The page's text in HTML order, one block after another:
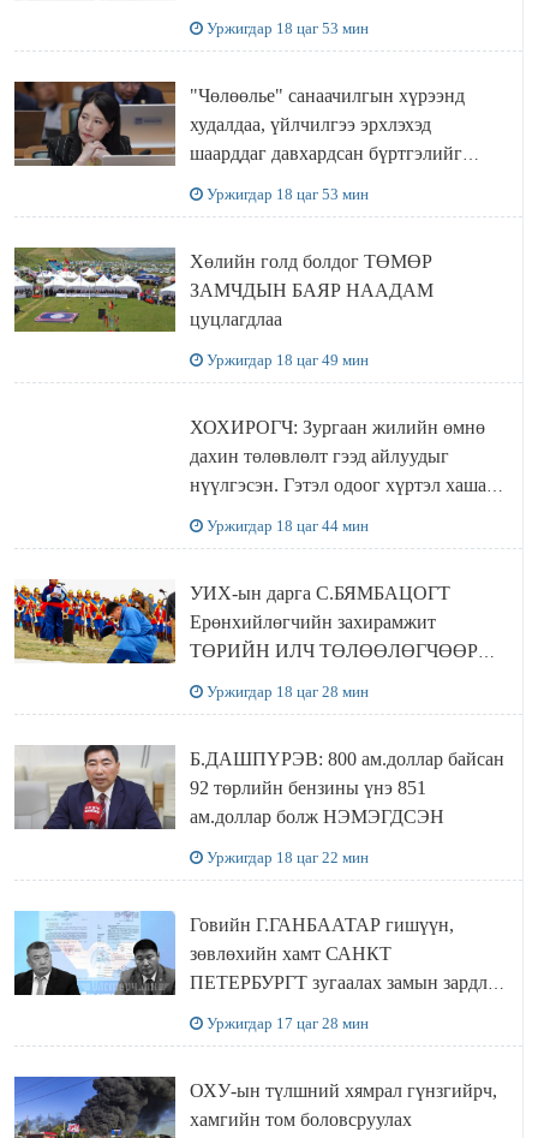
Уржигдар 18 цаг 53 мин
"Чөлөөлье" санаачилгын хүрээнд
худалдаа, үйлчилгээ эрхлэхэд
шаарддаг давхардсан бүртгэлийг
Уржигдар 18 цаг 53 мин
Хөлийн голд болдог ТӨМӨР
ЗАМЧДЫН БАЯР НААДАМ
цуцлагдлаа
Уржигдар 18 цаг 49 мин
ХОХИРОГЧ: Зургаан жилийн өмнө
дахин төлөвлөлт гээд айлуудыг
нүүлгэсэн. Гэтэл одоог хүртэл хашаа
Уржигдар 18 цаг 44 мин
УИХ-ын дарга С.БЯМБАЦОГТ
Ерөнхийлөгчийн захирамжит
ТӨРИЙН ИЛЧ ТӨЛӨӨЛӨГЧӨӨР
Уржигдар 18 цаг 28 мин
Б.ДАШПҮРЭВ: 800 ам.доллар байсан
92 төрлийн бензины үнэ 851
ам.доллар болж НЭМЭГДСЭН
Уржигдар 18 цаг 22 мин
Говийн Г.ГАНБААТАР гишүүн,
зөвлөхийн хамт САНКТ
ПЕТЕРБУРГТ зугаалах замын зардлаа
Уржигдар 17 цаг 28 мин
ОХУ-ын түлшний хямрал гүнзгийрч,
хамгийн том боловсруулах